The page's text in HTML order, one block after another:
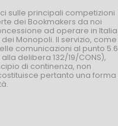
sulle principali competizioni
dei Bookmakers da noi
ad operare in Italia
Monopoli. Il servizio, come
comunicazioni al punto 5.6
delibera 132/19/CONS),
di continenza, non
pertanto una forma